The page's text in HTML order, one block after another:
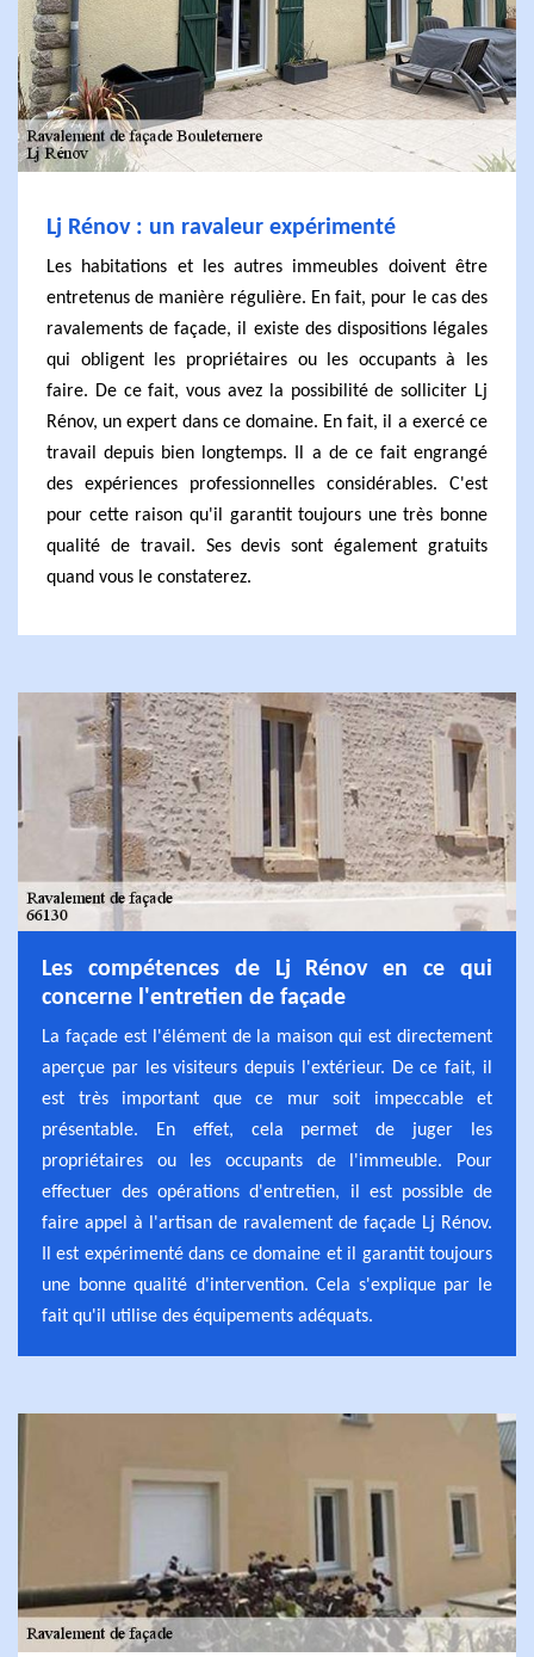
Lj Rénov : un ravaleur expérimenté
Les habitations et les autres immeubles doivent être
entretenus de manière régulière. En fait, pour le cas des
ravalements de façade, il existe des dispositions légales
qui obligent les propriétaires ou les occupants à les
faire. De ce fait, vous avez la possibilité de solliciter Lj
Rénov, un expert dans ce domaine. En fait, il a exercé ce
travail depuis bien longtemps. Il a de ce fait engrangé
des expériences professionnelles considérables. C'est
pour cette raison qu'il garantit toujours une très bonne
qualité de travail. Ses devis sont également gratuits
quand vous le constaterez.
Les compétences de Lj Rénov en ce qui
concerne l'entretien de façade
La façade est l'élément de la maison qui est directement
aperçue par les visiteurs depuis l'extérieur. De ce fait, il
est très important que ce mur soit impeccable et
présentable. En effet, cela permet de juger les
propriétaires ou les occupants de l'immeuble. Pour
effectuer des opérations d'entretien, il est possible de
faire appel à l'artisan de ravalement de façade Lj Rénov.
Il est expérimenté dans ce domaine et il garantit toujours
une bonne qualité d'intervention. Cela s'explique par le
fait qu'il utilise des équipements adéquats.